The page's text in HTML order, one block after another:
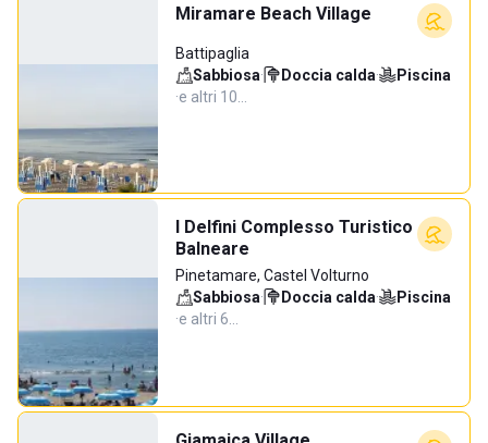
Miramare Beach Village
Battipaglia
Sabbiosa· Doccia calda·
Piscina
·e altri 10…
I Delfini Complesso Turistico
Balneare
Pinetamare, Castel Volturno
Sabbiosa· Doccia calda·
Piscina
·e altri 6…